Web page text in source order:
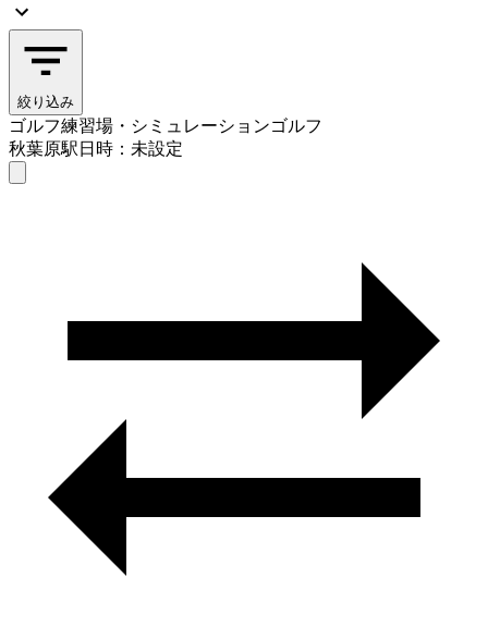
絞り込み
ゴルフ練習場・シミュレーションゴルフ
秋葉原駅日時：未設定